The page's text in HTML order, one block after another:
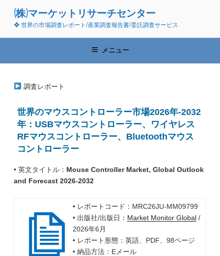
ン
(株)マーケットリサーチセンター
❖ 世界の市場調査レポート/産業調査報告書/委託調査サービス
メニュー
調査レポート
世界のマウスコントローラー市場2026年-2032
年：USBマウスコントローラー、ワイヤレス
RFマウスコントローラー、Bluetoothマウス
コントローラー
• 英文タイトル： Mouse Controller Market, Global Outlook
and Forecast 2026-2032
• レポートコード：MRC26JU-MM09799
• 出版社/出版日： Market Monitor Global/
2026年6月
• レポート形態：英語、PDF、98ページ
• 納品方法：Eメール